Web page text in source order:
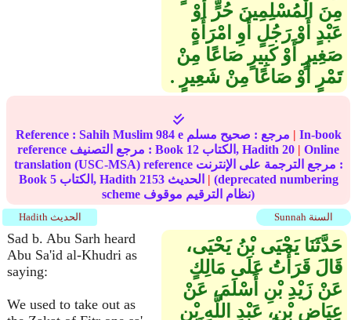
مِنَ الْمُسْلِمِينَ حُرٍّ أَوْ
عَبْدٍ أَوْ رَجُلٍ أَوِ امْرَأَةٍ
صَغِيرٍ أَوْ كَبِيرٍ صَاعًا مِنْ
تَمْرٍ أَوْ صَاعًا مِنْ شَعِيرٍ ‏.‏
Reference : Sahih Muslim 984 e مرجع : صحيح مسلم | In-book
reference مرجع التصنيف : Book 12 الكتاب, Hadith 20 | Online
translation (USC-MSA) reference مرجع الترجمة على الإنترنت :
Book 5 الكتاب, Hadith 2153 | (deprecated numbering
scheme نظام الترقيم موقوف)
Sunnah السنة Hadith الحديث
Sad b. Abu Sarh heard
Abu Sa'id al-Khudri as
saying:
We used to take out as
حَدَّثَنَا يَحْيَى بْنُ يَحْيَى،
قَالَ قَرَأْتُ عَلَى مَالِكٍ
عَنْ زَيْدِ بْنِ أَسْلَمَ، عَنْ
عِيَاضِ بْنِ، عَبْدِ اللَّهِ بْنِ